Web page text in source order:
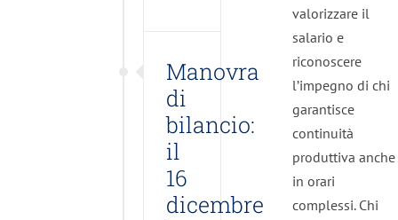
Manovra
di
bilancio:
il
16
dicembre
valorizzare il
salario e
riconoscere
l’impegno di chi
garantisce
continuità
produttiva anche
in orari
complessi. Chi